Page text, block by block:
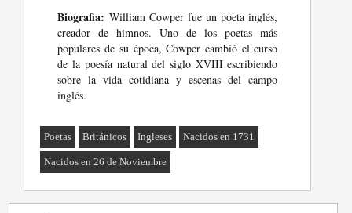
Biografia: William Cowper fue un poeta inglés,
creador de himnos. Uno de los poetas más
populares de su época, Cowper cambió el curso
de la poesía natural del siglo XVIII escribiendo
sobre la vida cotidiana y escenas del campo
inglés.
Poetas Británicos Ingleses Nacidos en 1731
Nacidos en 26 de Noviembre